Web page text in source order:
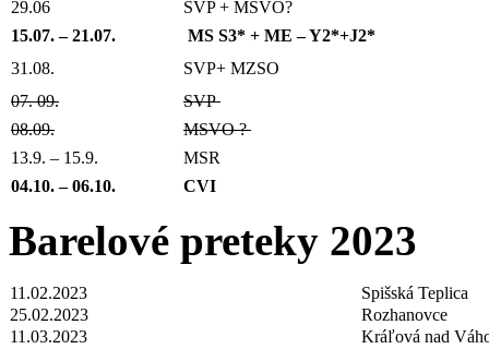
29.06
SVP + MSVO?
15.07. – 21.07.
MS S3* + ME – Y2*+J2*
31.08.
SVP+ MZSO
07. 09.
SVP
08.09.
MSVO ?
13.9. – 15.9.
MSR
04.10. – 06.10.
CVI
Barelové preteky 2023
11.02.2023
Spišská Teplica
25.02.2023
Rozhanovce
11.03.2023
Kráľová nad